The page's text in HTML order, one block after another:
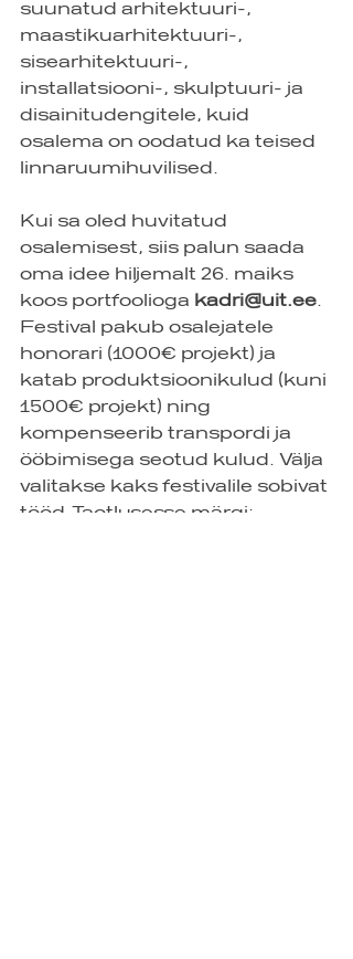
suunatud arhitektuuri-,
maastikuarhitektuuri-,
sisearhitektuuri-,
installatsiooni-, skulptuuri- ja
disainitudengitele, kuid
osalema on oodatud ka teised
linnaruumihuvilised.
Kui sa oled huvitatud
osalemisest, siis palun saada
oma idee hiljemalt 26. maiks
koos portfoolioga kadri@uit.ee
Festival pakub osalejatele
honorari (1000€ projekt) ja
katab produktsioonikulud (kuni
1500€ projekt) ning
kompenseerib transpordi ja
ööbimisega seotud kulud. Välja
valitakse kaks festivalile sobivat
tööd. Taotlusesse märgi: